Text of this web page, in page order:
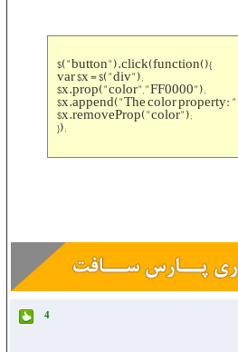
$("button").click(function(){
var $x = $("div");
$x.prop("color","FF0000");
$x.append("The color property:
$x.removeProp("color");
});
4